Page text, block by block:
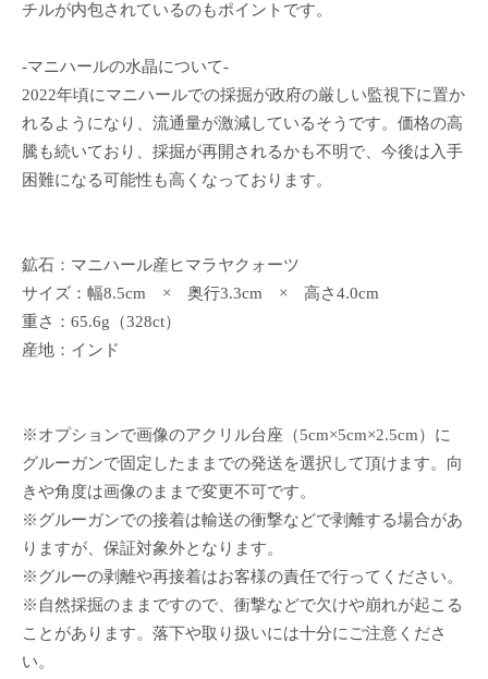
チルが内包されているのもポイントです。
-マニハールの水晶について-
2022年頃にマニハールでの採掘が政府の厳しい監視下に置か
れるようになり、流通量が激減しているそうです。価格の高
騰も続いており、採掘が再開されるかも不明で、今後は入手
困難になる可能性も高くなっております。
鉱石：マニハール産ヒマラヤクォーツ
サイズ：幅8.5cm × 奥行3.3cm × 高さ4.0cm
重さ：65.6g（328ct）
産地：インド
※オプションで画像のアクリル台座（5cm×5cm×2.5cm）に
グルーガンで固定したままでの発送を選択して頂けます。向
きや角度は画像のままで変更不可です。
※グルーガンでの接着は輸送の衝撃などで剥離する場合があ
りますが、保証対象外となります。
※グルーの剥離や再接着はお客様の責任で行ってください。
※自然採掘のままですので、衝撃などで欠けや崩れが起こる
ことがあります。落下や取り扱いには十分にご注意くださ
い。